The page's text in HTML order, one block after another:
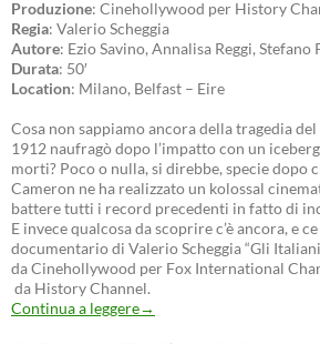
Produzione: Cinehollywood per History
Regia: Valerio Scheggia
Autore: Ezio Savino, Annalisa Reggi, Stefano
Durata: 50′
Location: Milano, Belfast – Eire
Cosa non sappiamo ancora della tragedia
1912 naufragò dopo l’impatto con un
morti? Poco o nulla, si direbbe, specie dopo
Cameron ne ha realizzato un kolossal
battere tutti i record precedenti in fatto di
E invece qualcosa da scoprire c’è ancora, e
documentario di Valerio Scheggia “Gli
da Cinehollywood per Fox International
da History Channel.
Continua a leggere→